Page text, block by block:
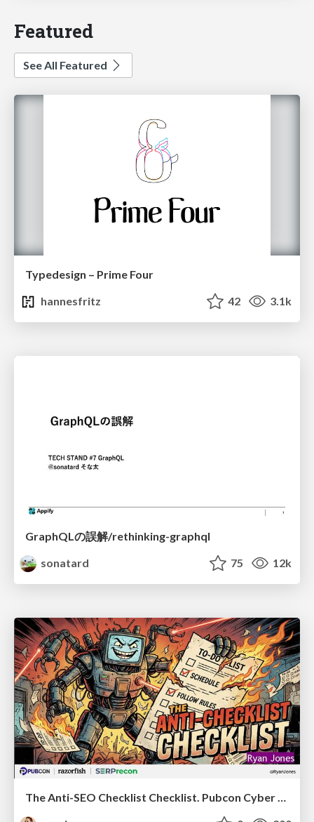
Featured
See All Featured
Typedesign – Prime Four
hannesfritz
42 3.1k
GraphQLの誤解/rethinking-graphql
sonatard
75 12k
The Anti-SEO Checklist Checklist. Pubcon Cyber Week